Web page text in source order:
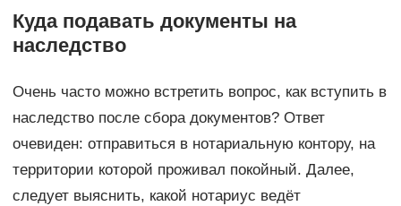
Куда подавать документы на
наследство
Очень часто можно встретить вопрос, как вступить в
наследство после сбора документов? Ответ
очевиден: отправиться в нотариальную контору, на
территории которой проживал покойный. Далее,
следует выяснить, какой нотариус ведёт